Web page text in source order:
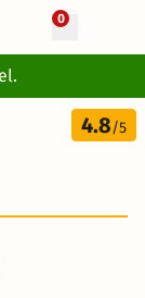
0
4 Tage
266 €
4.8/5